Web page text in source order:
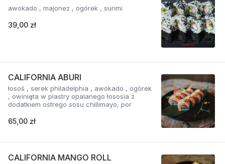
awokado , majonez , ogórek , surimi
39,00 zł
CALIFORNIA ABURI
łosoś , serek philadelphia , awokado , ogórek
, owinięta w plastry opalanego łososia z
dodatkiem ostrego sosu chillimayo, por
65,00 zł
CALIFORNIA MANGO ROLL